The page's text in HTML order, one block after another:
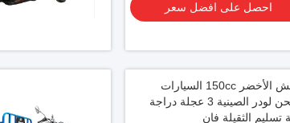
احصل على افضل سعر
الجيش الأخضر 150cc السيارات
الشحن لودر الصينية 3 عجلة دراجة
تسليم الثقيلة فان